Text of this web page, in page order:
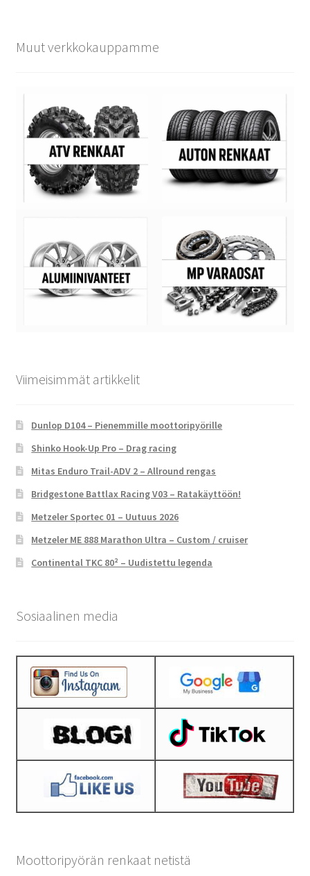
Muut verkkokauppamme
Viimeisimmät artikkelit
Dunlop D104 – Pienemmille moottoripyörille
Shinko Hook-Up Pro – Drag racing
Mitas Enduro Trail-ADV 2 – Allround rengas
Bridgestone Battlax Racing V03 – Ratakäyttöön!
Metzeler Sportec 01 – Uutuus 2026
Metzeler ME 888 Marathon Ultra – Custom / cruiser
Continental TKC 80² – Uudistettu legenda
Sosiaalinen media
Moottoripyörän renkaat netistä